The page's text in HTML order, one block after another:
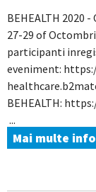
BEHEALTH 2020
27-29 of
participanti
eveniment:
BEHEALTH:
...
Mai multe